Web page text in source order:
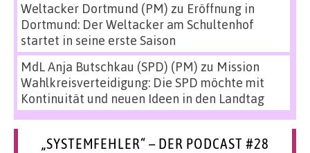
Weltacker Dortmund (PM) zu Eröffnung in
Dortmund: Der Weltacker am Schultenhof
startet in seine erste Saison
MdL Anja Butschkau (SPD) (PM) zu Mission
Wahlkreisverteidigung: Die SPD möchte mit
Kontinuität und neuen Ideen in den Landtag
„SYSTEMFEHLER“ – DER PODCAST #28